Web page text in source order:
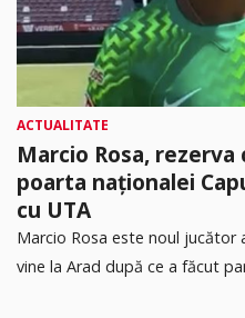
ACTUALITATE
Marcio Rosa,
poarta naționalei
cu UTA
Marcio Rosa este noul jucător
vine la Arad după ce a făcut